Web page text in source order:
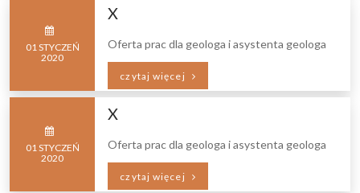
01STYCZEŃ
2020
X
Oferta prac dla geologa i asystenta geologa
czytaj więcej
01STYCZEŃ
2020
X
Oferta prac dla geologa i asystenta geologa
czytaj więcej